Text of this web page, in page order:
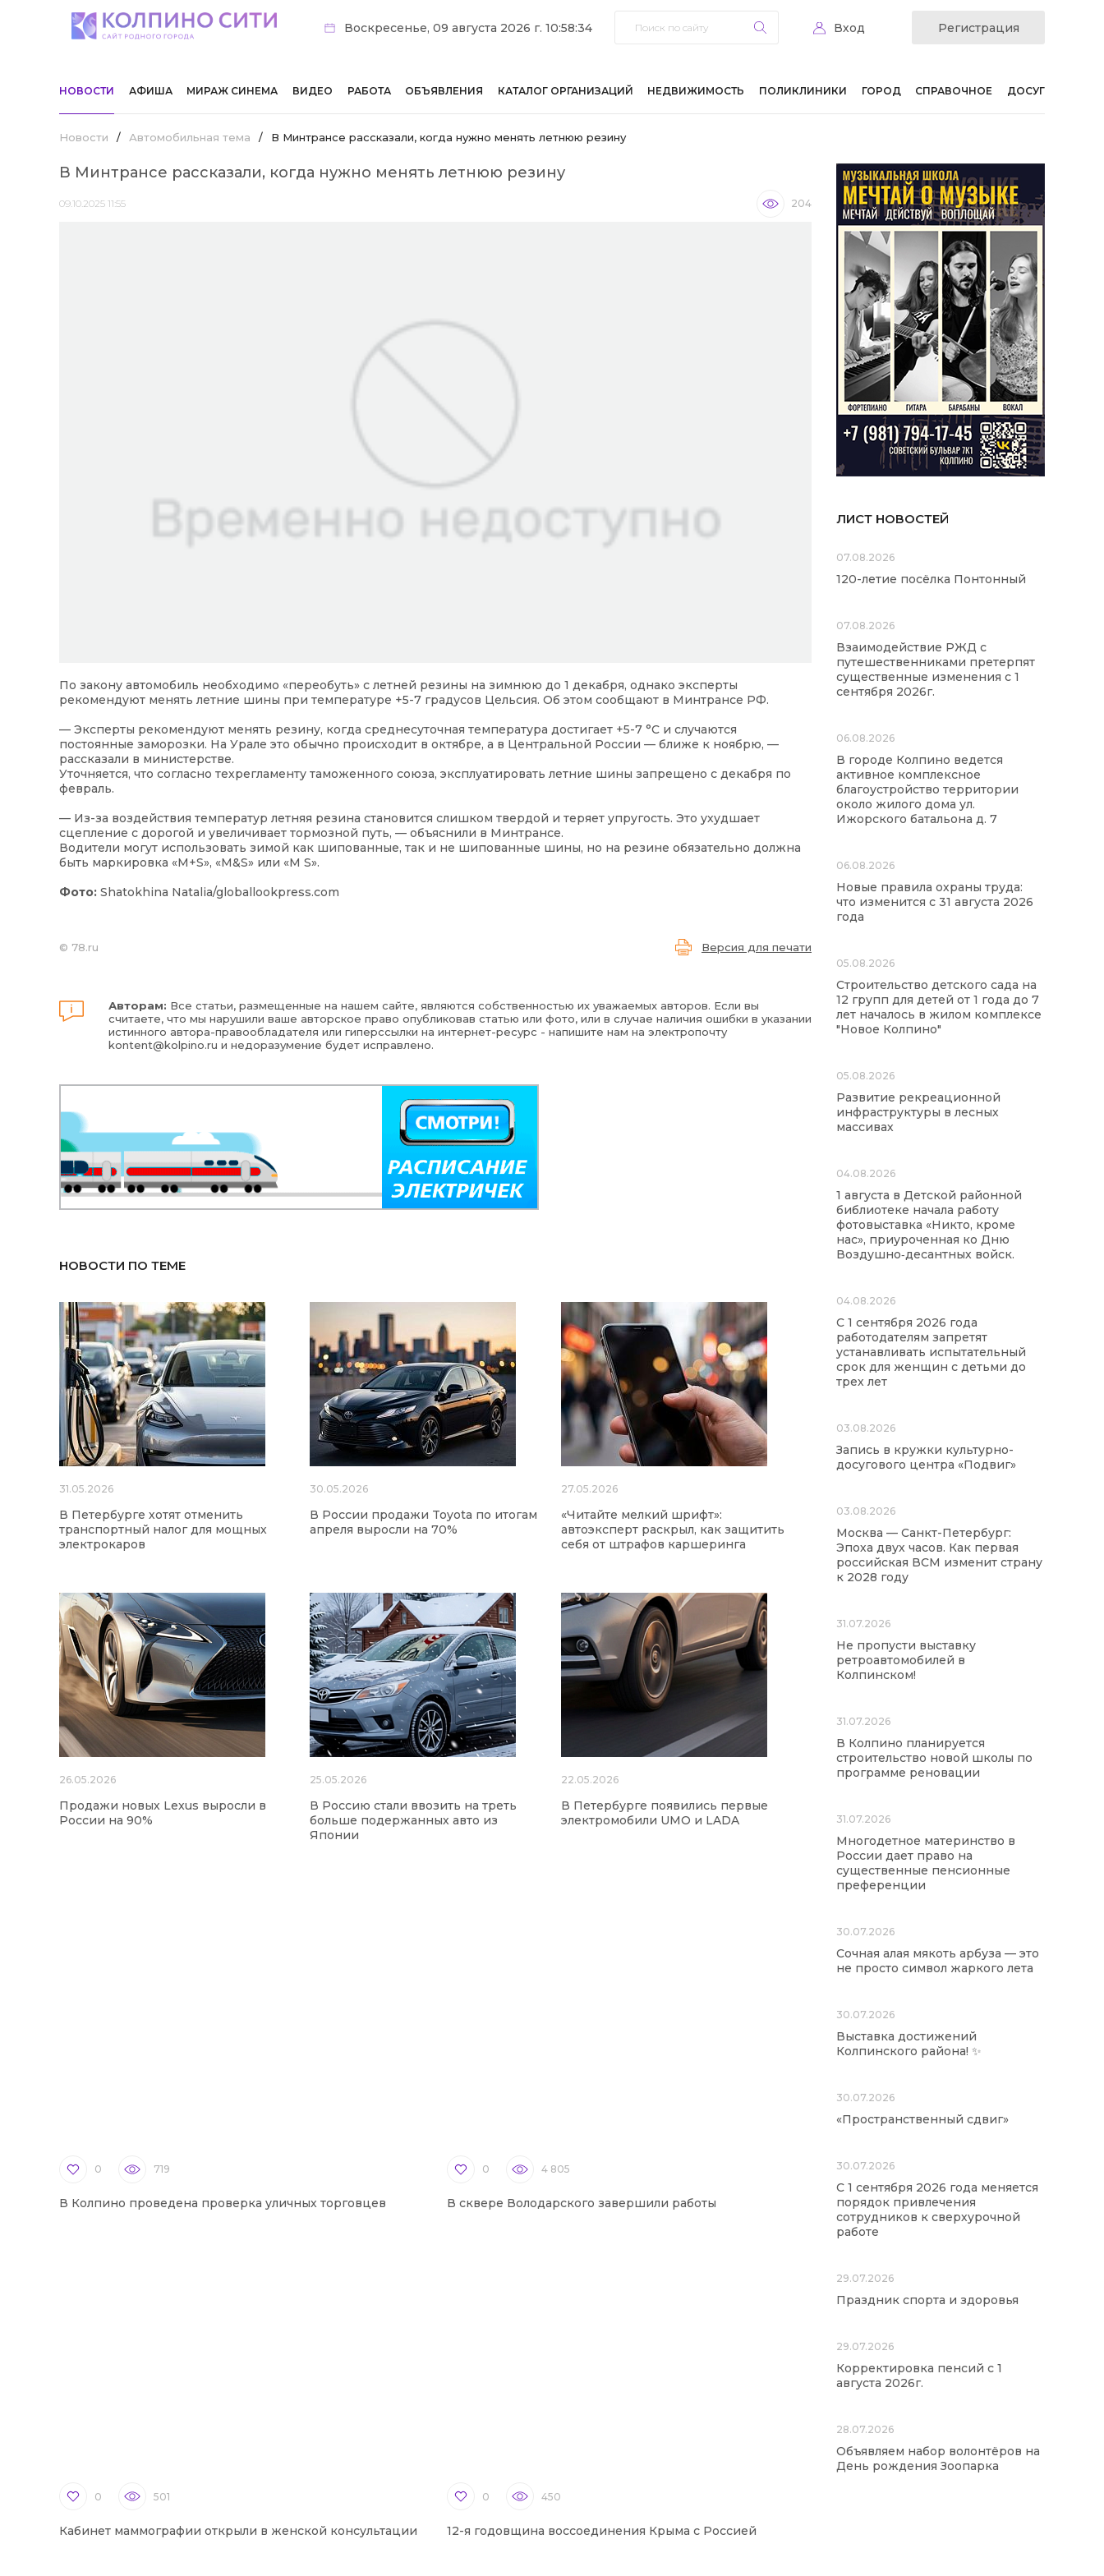
Воскресенье, 09 августа 2026 г. 10:58:34 Вход Регистрация
НОВОСТИ АФИША МИРАЖ СИНЕМА ВИДЕО РАБОТА ОБЪЯВЛЕНИЯ КАТАЛОГ ОРГАНИЗАЦИЙ НЕДВИЖИМОСТЬ ПОЛИКЛИНИКИ ГОРОД СПРАВОЧНОЕ ДОСУГ
Новости / Автомобильная тема / В Минтрансе рассказали, когда нужно менять летнюю резину
В Минтрансе рассказали, когда нужно менять летнюю резину
09.10.2025 11:55 204
По закону автомобиль необходимо «переобуть» с летней резины на зимнюю до 1 декабря, однако эксперты
рекомендуют менять летние шины при температуре +5-7 градусов Цельсия. Об этом сообщают в Минтрансе РФ.
— Эксперты рекомендуют менять резину, когда среднесуточная температура достигает +5-7 °С и случаются
постоянные заморозки. На Урале это обычно происходит в октябре, а в Центральной России — ближе к ноябрю, —
рассказали в министерстве.
Уточняется, что согласно техрегламенту таможенного союза, эксплуатировать летние шины запрещено с декабря по
февраль.
— Из-за воздействия температур летняя резина становится слишком твердой и теряет упругость. Это ухудшает
сцепление с дорогой и увеличивает тормозной путь, — объяснили в Минтрансе.
Водители могут использовать зимой как шипованные, так и не шипованные шины, но на резине обязательно должна
быть маркировка «M+S», «M&S» или «M S».
Фото: Shatokhina Natalia/globallookpress.com
© 78.ru Версия для печати
Авторам: Все статьи, размещенные на нашем сайте, являются собственностью их уважаемых авторов. Если вы
считаете, что мы нарушили ваше авторское право опубликовав статью или фото, или в случае наличия ошибки в указании
истинного автора-правообладателя или гиперссылки на интернет-ресурс - напишите нам на электропочту
kontent@kolpino.ru и недоразумение будет исправлено.
НОВОСТИ ПО ТЕМЕ
31.05.2026
В Петербурге хотят отменить
транспортный налог для мощных
электрокаров
30.05.2026
В России продажи Toyota по итогам
апреля выросли на 70%
27.05.2026
«Читайте мелкий шрифт»:
автоэксперт раскрыл, как защитить
себя от штрафов каршеринга
26.05.2026
Продажи новых Lexus выросли в
России на 90%
25.05.2026
В Россию стали ввозить на треть
больше подержанных авто из
Японии
22.05.2026
В Петербурге появились первые
электромобили UMO и LADA
0 719
В Колпино проведена проверка уличных торговцев
0 4 805
В сквере Володарского завершили работы
0 501
Кабинет маммографии открыли в женской консультации
0 450
12-я годовщина воссоединения Крыма с Россией
ЛИСТ НОВОСТЕЙ
07.08.2026
120-летие посёлка Понтонный
07.08.2026
Взаимодействие РЖД с
путешественниками претерпят
существенные изменения с 1
сентября 2026г.
06.08.2026
В городе Колпино ведется
активное комплексное
благоустройство территории
около жилого дома ул.
Ижорского батальона д. 7
06.08.2026
Новые правила охраны труда:
что изменится с 31 августа 2026
года
05.08.2026
Строительство детского сада на
12 групп для детей от 1 года до 7
лет началось в жилом комплексе
"Новое Колпино"
05.08.2026
Развитие рекреационной
инфраструктуры в лесных
массивах
04.08.2026
1 августа в Детской районной
библиотеке начала работу
фотовыставка «Никто, кроме
нас», приуроченная ко Дню
Воздушно‑десантных войск.
04.08.2026
С 1 сентября 2026 года
работодателям запретят
устанавливать испытательный
срок для женщин с детьми до
трех лет
03.08.2026
Запись в кружки культурно-
досугового центра «Подвиг»
03.08.2026
Москва — Санкт-Петербург:
Эпоха двух часов. Как первая
российская ВСМ изменит страну
к 2028 году
31.07.2026
Не пропусти выставку
ретроавтомобилей в
Колпинском!
31.07.2026
В Колпино планируется
строительство новой школы по
программе реновации
31.07.2026
Многодетное материнство в
России дает право на
существенные пенсионные
преференции
30.07.2026
Сочная алая мякоть арбуза — это
не просто символ жаркого лета
30.07.2026
Выставка достижений
Колпинского района! ✨
30.07.2026
«Пространственный сдвиг»
30.07.2026
С 1 сентября 2026 года меняется
порядок привлечения
сотрудников к сверхурочной
работе
29.07.2026
Праздник спорта и здоровья
29.07.2026
Корректировка пенсий с 1
августа 2026г.
28.07.2026
Объявляем набор волонтёров на
День рождения Зоопарка